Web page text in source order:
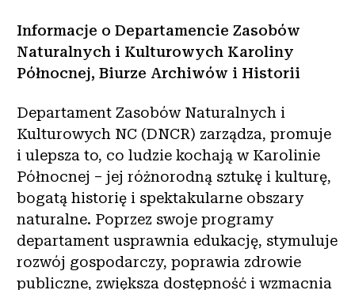
Informacje o Departamencie Zasobów
Naturalnych i Kulturowych Karoliny
Północnej, Biurze Archiwów i Historii
Departament Zasobów Naturalnych i
Kulturowych NC (DNCR) zarządza, promuje
i ulepsza to, co ludzie kochają w Karolinie
Północnej – jej różnorodną sztukę i kulturę,
bogatą historię i spektakularne obszary
naturalne. Poprzez swoje programy
departament usprawnia edukację, stymuluje
rozwój gospodarczy, poprawia zdrowie
publiczne, zwiększa dostępność i wzmacnia